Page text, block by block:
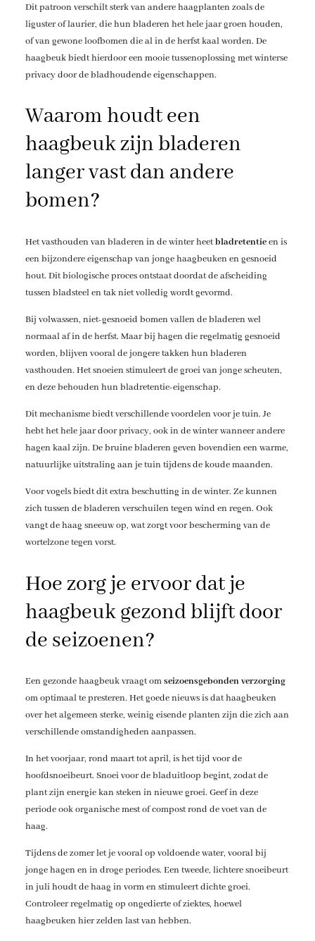
Dit patroon verschilt sterk van andere haagplanten zoals de
liguster of laurier, die hun bladeren het hele jaar groen houden,
of van gewone loofbomen die al in de herfst kaal worden. De
haagbeuk biedt hierdoor een mooie tussenoplossing met winterse
privacy door de bladhoudende eigenschappen.
Waarom houdt een
haagbeuk zijn bladeren
langer vast dan andere
bomen?
Het vasthouden van bladeren in de winter heetbladretentieen is
een bijzondere eigenschap van jonge haagbeuken en gesnoeid
hout. Dit biologische proces ontstaat doordat de afscheiding
tussen bladsteel en tak niet volledig wordt gevormd.
Bij volwassen, niet-gesnoeid bomen vallen de bladeren wel
normaal af in de herfst. Maar bij hagen die regelmatig gesnoeid
worden, blijven vooral de jongere takken hun bladeren
vasthouden. Het snoeien stimuleert de groei van jonge scheuten,
en deze behouden hun bladretentie-eigenschap.
Dit mechanisme biedt verschillende voordelen voor je tuin. Je
hebt het hele jaar door privacy, ook in de winter wanneer andere
hagen kaal zijn. De bruine bladeren geven bovendien een warme,
natuurlijke uitstraling aan je tuin tijdens de koude maanden.
Voor vogels biedt dit extra beschutting in de winter. Ze kunnen
zich tussen de bladeren verschuilen tegen wind en regen. Ook
vangt de haag sneeuw op, wat zorgt voor bescherming van de
wortelzone tegen vorst.
Hoe zorg je ervoor dat je
haagbeuk gezond blijft door
de seizoenen?
Een gezonde haagbeuk vraagt omseizoensgebonden verzorging
om optimaal te presteren. Het goede nieuws is dat haagbeuken
over het algemeen sterke, weinig eisende planten zijn die zich aan
verschillende omstandigheden aanpassen.
In het voorjaar, rond maart tot april, is het tijd voor de
hoofdsnoeibeurt. Snoei voor de bladuitloop begint, zodat de
plant zijn energie kan steken in nieuwe groei. Geef in deze
periode ook organische mest of compost rond de voet van de
haag.
Tijdens de zomer let je vooral op voldoende water, vooral bij
jonge hagen en in droge periodes. Een tweede, lichtere snoeibeurt
in juli houdt de haag in vorm en stimuleert dichte groei.
Controleer regelmatig op ongedierte of ziektes, hoewel
haagbeuken hier zelden last van hebben.